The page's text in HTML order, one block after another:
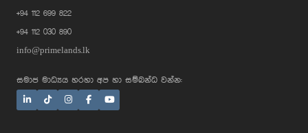
+94 112 699 822
+94 112 030 890
info@primelands.lk
සමාජ මාධ්‍යය හරහා අප හා සම්බන්ධ වන්න: